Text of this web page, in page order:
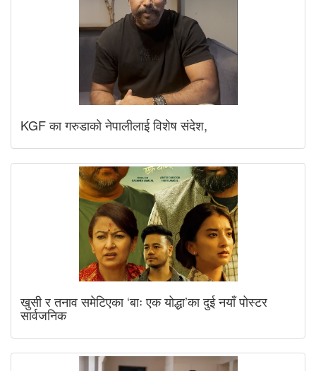
KGF का गरुडाको नेपालीलाई विशेष संदेश,
खुसी र तनाव समेटिएका ‘बाः एक योद्धा’का दुई नयाँ पोस्टर
सार्वजनिक